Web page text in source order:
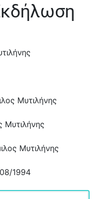
Μυτιλήνης
Μυτιλήνης
Μυτιλήνης
1994